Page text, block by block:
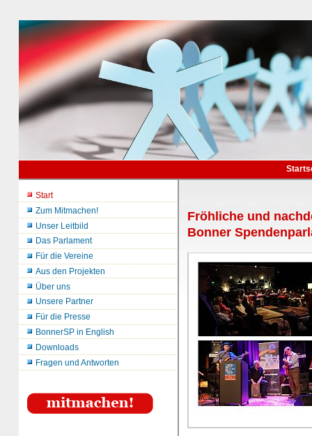
Start
Zum Mitmachen!
Unser Leitbild
Das Parlament
Für die Vereine
Aus den Projekten
Über uns
Unsere Partner
Für die Presse
BonnerSP in English
Downloads
Fragen und Antworten
Fröhliche und
Bonner